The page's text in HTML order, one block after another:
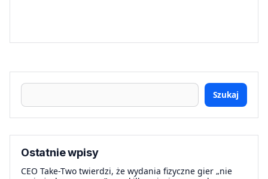
Szukaj
Ostatnie wpisy
CEO Take-Two twierdzi, że wydania fizyczne gier „nie